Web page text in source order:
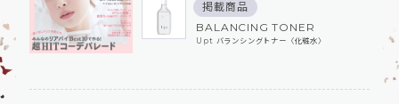
掲載商品
BALANCING TONER
Upt バランシングトナー〈化粧⽔〉